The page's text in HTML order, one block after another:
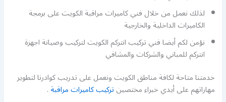
لذلك نعمل من خلال فني كاميرات مراقبة الكويت على برمجة
الكاميرات الداخلية والخارجية
نؤمن لكم أيضا فني تركيب انتركم الكويت لتركيب وصيانة اجهزة
انتركم للمباني والشركات والمشافي
خدمتنا متاحة لكافة مناطق الكويت ونعمل على تدريب كوادرنا لتطوير
مهاراتهم على أيدي خبراء مختصينتركيب كاميرات مراقبة.